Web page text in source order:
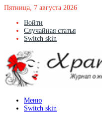
Пятница, 7 августа 2026
Войти
Случайная статья
Switch skin
Меню
Switch skin